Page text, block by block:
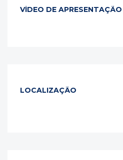
VÍDEO DE APRESENTAÇÃO
LOCALIZAÇÃO